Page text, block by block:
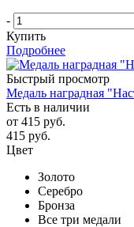
-
Купить
Подробнее
Быстрый просмотр
Медаль наградная
Есть в наличии
от 415 руб.
415 руб.
Цвет
Золото
Серебро
Бронза
Все три медали